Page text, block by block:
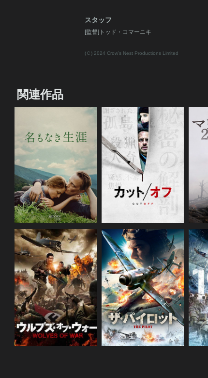
スタッフ
[監督]トッド・コマーニキ
(Ｃ) 2024 Crow’s Nest Productions Limited
関連作品